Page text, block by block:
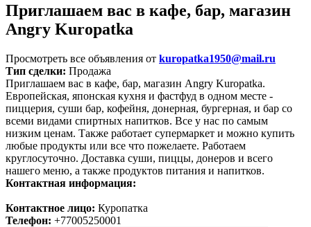
Приглашаем вас в кафе, бар, магазин
Angry Kuropatka
Просмотреть все объявления от kuropatka1950@mail.ru
Тип сделки: Продажа
Приглашаем вас в кафе, бар, магазин Angry Kuropatka.
Европейская, японская кухня и фастфуд в одном месте -
пиццерия, суши бар, кофейня, донерная, бургерная, и бар со
всеми видами спиртных напитков. Все у нас по самым
низким ценам. Также работает супермаркет и можно купить
любые продукты или все что пожелаете. Работаем
круглосуточно. Доставка суши, пиццы, донеров и всего
нашего меню, а также продуктов питания и напитков.
Контактная информация:
Контактное лицо: Куропатка
Телефон: +77005250001